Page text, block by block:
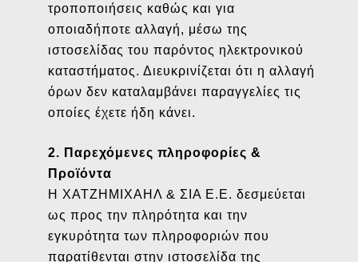
τροποποιήσεις καθώς και για
οποιαδήποτε αλλαγή, μέσω της
ιστοσελίδας του παρόντος ηλεκτρονικού
καταστήματος. Διευκρινίζεται ότι η αλλαγή
όρων δεν καταλαμβάνει παραγγελίες τις
οποίες έχετε ήδη κάνει.
2. Παρεχόμενες πληροφορίες &
Προϊόντα
H ΧΑΤΖΗΜΙΧΑΗΛ & ΣΙΑ Ε.Ε. δεσμεύεται
ως προς την πληρότητα και την
εγκυρότητα των πληροφοριών που
παρατίθενται στην ιστοσελίδα της